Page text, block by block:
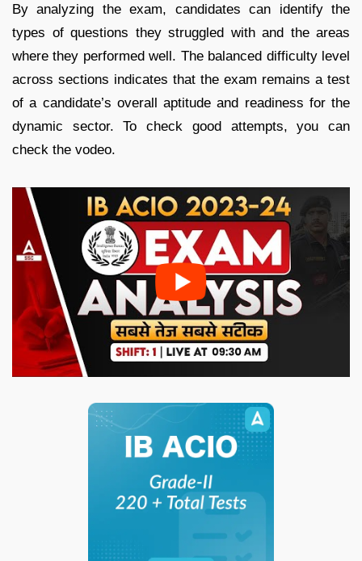
By analyzing the exam, candidates can identify the
types of questions they struggled with and the areas
where they performed well. The balanced difficulty level
across sections indicates that the exam remains a test
of a candidate’s overall aptitude and readiness for the
dynamic sector. To check good attempts, you can
check the vodeo.